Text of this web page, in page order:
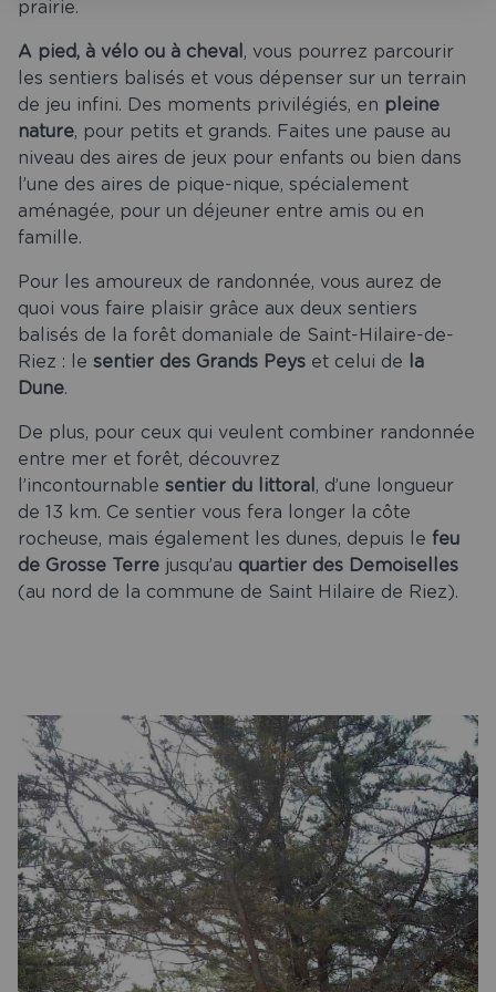
prairie.
A pied, à vélo ou à cheval, vous pourrez parcourir
les sentiers balisés et vous dépenser sur un terrain
de jeu infini. Des moments privilégiés, en pleine
nature, pour petits et grands. Faites une pause au
niveau des aires de jeux pour enfants ou bien dans
l’une des aires de pique-nique, spécialement
aménagée, pour un déjeuner entre amis ou en
famille.
Pour les amoureux de randonnée, vous aurez de
quoi vous faire plaisir grâce aux deux sentiers
balisés de la forêt domaniale de Saint-Hilaire-de-
Riez : le sentier des Grands Peys et celui de la
Dune.
De plus, pour ceux qui veulent combiner randonnée
entre mer et forêt, découvrez
l’incontournable sentier du littoral, d’une longueur
de 13 km. Ce sentier vous fera longer la côte
rocheuse, mais également les dunes, depuis le feu
de Grosse Terre jusqu’au quartier des Demoiselles
(au nord de la commune de Saint Hilaire de Riez).